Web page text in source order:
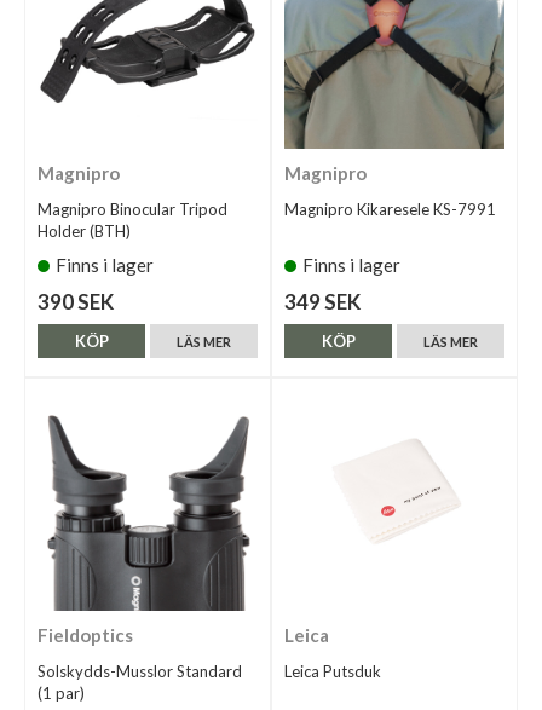
Magnipro
Magnipro Binocular Tripod
Holder (BTH)
Finns i lager
390 SEK
LÄS MER
KÖP
Magnipro
Magnipro Kikaresele KS-7991
Finns i lager
349 SEK
LÄS MER
KÖP
Fieldoptics
Solskydds-Musslor Standard
(1 par)
Leica
Leica Putsduk